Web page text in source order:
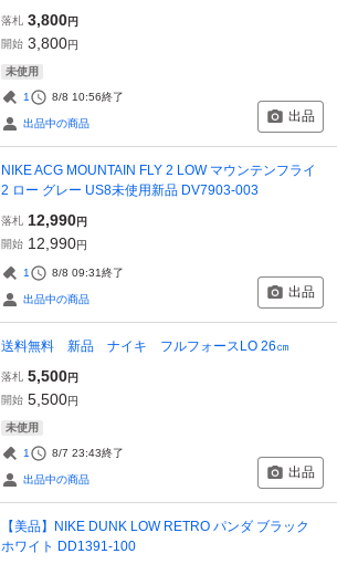
落札 3,800円
開始 3,800円
未使用
1 8/8 10:56終了
出品中の商品 出品
NIKE ACG MOUNTAIN FLY 2 LOW マウンテンフライ
2 ロー グレー US8未使用新品 DV7903-003
落札 12,990円
開始 12,990円
1 8/8 09:31終了
出品中の商品 出品
送料無料 新品 ナイキ フルフォースLO 26㎝
落札 5,500円
開始 5,500円
未使用
1 8/7 23:43終了
出品中の商品 出品
【美品】NIKE DUNK LOW RETRO パンダ ブラック
ホワイト DD1391-100